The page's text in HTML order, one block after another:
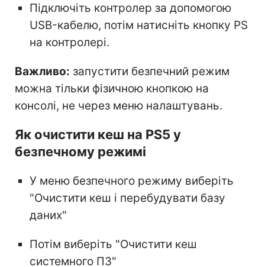
Підключіть контролер за допомогою
USB-кабелю, потім натисніть кнопку PS
на контролері.
Важливо: запустити безпечний режим
можна тільки фізичною кнопкою на
консолі, не через меню налаштувань.
Як очистити кеш на PS5 у
безпечному режимі
У меню безпечного режиму виберіть
"Очистити кеш і перебудувати базу
даних"
Потім виберіть "Очистити кеш
системного ПЗ"